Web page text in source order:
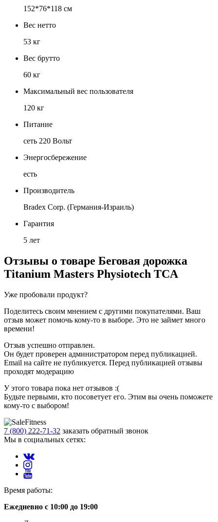
152*76*118 см
Вес нетто
53 кг
Вес брутто
60 кг
Максимальный вес пользователя
120 кг
Питание
сеть 220 Вольт
Энергосбережение
есть
Производитель
Bradex Corp. (Германия-Израиль)
Гарантия
5 лет
Отзывы о товаре Беговая дорожка
Titanium Masters Physiotech TCA
Уже пробовали продукт?
Поделитесь своим мнением с другими покупателями. Ваш
отзыв может помочь кому-то в выборе. Это не займет много
времени!
Отзыв успешно отправлен.
Он будет проверен администратором перед публикацией.
Email на сайте не публикуется. Перед публикацией отзывы
проходят модерацию
У этого товара пока нет отзывов :(
Будьте первыми, кто посоветует его. Этим вы очень поможете
кому-то с выбором!
7 (800) 222-71-32 заказать обратный звонок
Мы в социальных сетях:
Время работы:
Ежедневно с 10:00 до 19:00